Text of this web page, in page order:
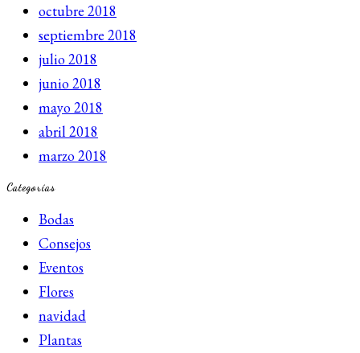
octubre 2018
septiembre 2018
julio 2018
junio 2018
mayo 2018
abril 2018
marzo 2018
Categorías
Bodas
Consejos
Eventos
Flores
navidad
Plantas